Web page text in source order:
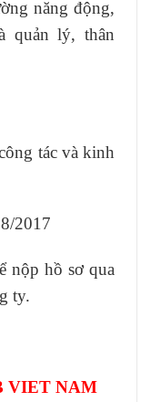
năng động,
quản lý, thân
tác và kinh
2017
nộp hồ sơ qua
ty.
VIET NAM